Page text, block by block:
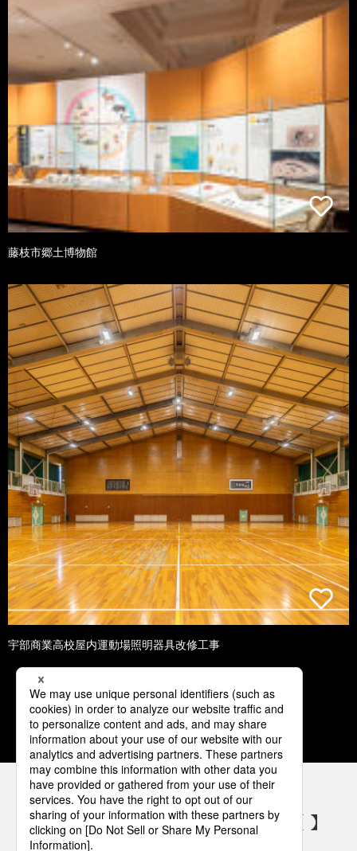
藤枝市郷土博物館
宇部商業高校屋内運動場照明器具改修工事
1 2 3 4 5
パナソニックの電気設備 SNSアカウント